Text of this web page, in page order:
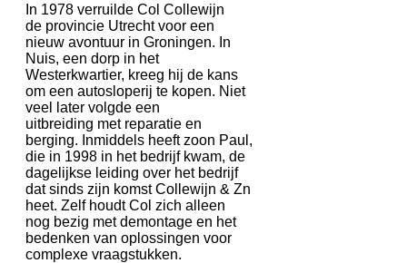
In 1978 verruilde Col Collewijn
de provincie Utrecht voor een
nieuw avontuur in Groningen. In
Nuis, een dorp in het
Westerkwartier, kreeg hij de kans
om een autosloperij te kopen. Niet
veel later volgde een
uitbreiding met reparatie en
berging. Inmiddels heeft zoon Paul,
die in 1998 in het bedrijf kwam, de
dagelijkse leiding over het bedrijf
dat sinds zijn komst Collewijn & Zn
heet. Zelf houdt Col zich alleen
nog bezig met demontage en het
bedenken van oplossingen voor
complexe vraagstukken.